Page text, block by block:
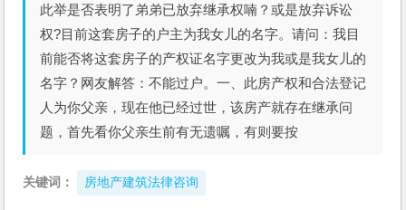
此举是否表明了弟弟已放弃继承权喃？或是放弃诉讼
权?目前这套房子的户主为我女儿的名字。请问：我目
前能否将这套房子的产权证名字更改为我或是我女儿的
名字？网友解答：不能过户。一、此房产权和合法登记
人为你父亲，现在他已经过世，该房产就存在继承问
题，首先看你父亲生前有无遗嘱，有则要按
关键词： 房地产建筑法律咨询